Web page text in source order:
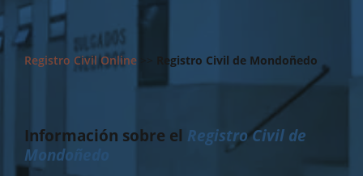
Registro Civil Online Registro Civil de Mondoñedo
Información sobre el Registro Civil de
Mondoñedo